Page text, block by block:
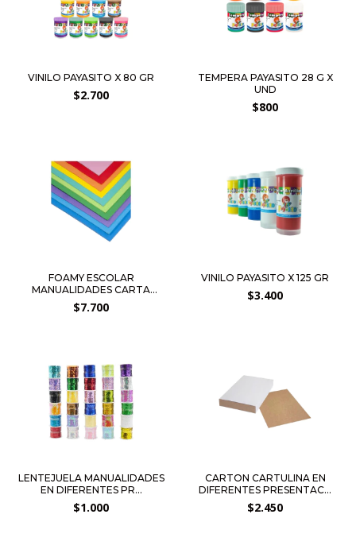
VINILO PAYASITO X 80 GR
$2.700
TEMPERA PAYASITO 28 G X
UND
$800
FOAMY ESCOLAR
MANUALIDADES CARTA
PAQUETE...
$7.700
VINILO PAYASITO X 125 GR
$3.400
LENTEJUELA MANUALIDADES
EN DIFERENTES PR...
$1.000
CARTON CARTULINA EN
DIFERENTES PRESENTAC...
$2.450